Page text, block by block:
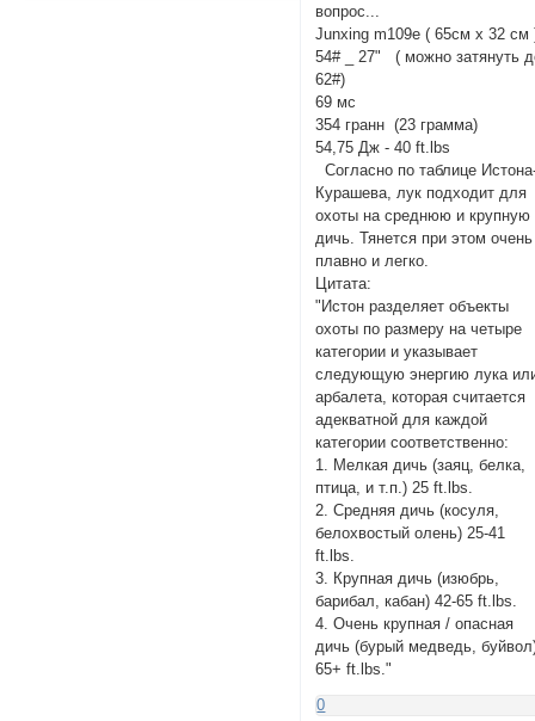
вопрос...
Junxing m109e ( 65см х 32 см
54# _ 27" ( можно затянуть
62#)
69 мс
354 гранн (23 грамма)
54,75 Дж - 40 ft.lbs
Согласно по таблице
Курашева, лук подходит для
охоты на среднюю и крупную
дичь. Тянется при этом очень
плавно и легко.
Цитата:
"Истон разделяет объекты
охоты по размеру на четыре
категории и указывает
следующую энергию лука
арбалета, которая считается
адекватной для каждой
категории соответственно:
1. Мелкая дичь (заяц, белка,
птица, и т.п.) 25 ft.lbs.
2. Средняя дичь (косуля,
белохвостый олень) 25-41
ft.lbs.
3. Крупная дичь (изюбрь,
барибал, кабан) 42-65 ft.lbs.
4. Очень крупная / опасная
дичь (бурый медведь,
65+ ft.lbs."
0